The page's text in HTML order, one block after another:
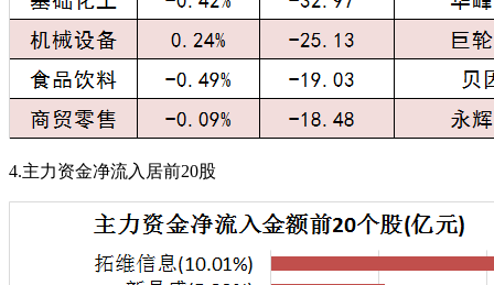
4.主力资金净流入居前20股